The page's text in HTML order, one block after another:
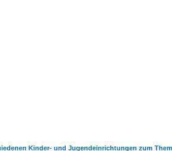
Kinder- und Jugendeinrichtungen zum